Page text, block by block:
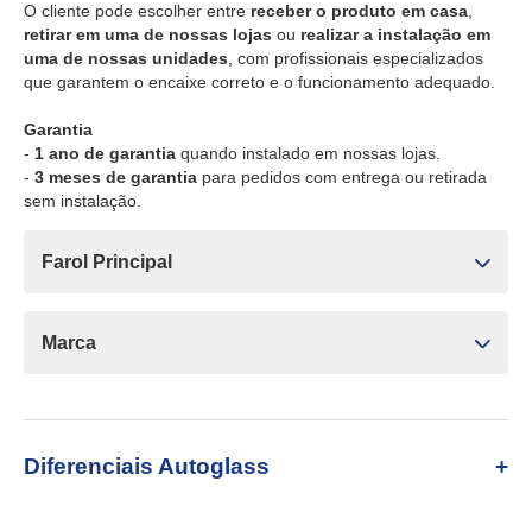
O cliente pode escolher entre receber o produto em casa
retirar em uma de nossas lojas ou realizar a instalação em
uma de nossas unidades , com profissionais especializados
que garantem o encaixe correto e o funcionamento adequado.
Garantia
- 1 ano de garantia quando instalado em nossas lojas.
- 3 meses de garantia para pedidos com entrega ou retirada
sem instalação.
Farol Principal
Marca
Diferenciais Autoglass